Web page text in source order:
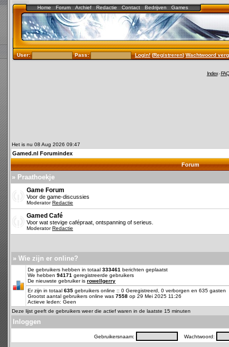
Home Forum Archief Redactie Contact Bedrijven Games
User: Pass: Login!(Registreren)Wachtwoord
Index-FAQ
Het is nu 08 Aug 2026 09:47
Gamed.nl Forumindex
Forum
» Praathoekje
Game Forum
Voor de game-discussies
ModeratorRedactie
Gamed Café
Voor wat stevige cafépraat, ontspanning of serieus.
ModeratorRedactie
» Wie zijn er online?
De gebruikers hebben in totaal 333461 berichten geplaatst
We hebben 94171 geregistreerde gebruikers
De nieuwste gebruiker is rowellgerry
Er zijn in totaal 635 gebruikers online :: 0 Geregistreerd, 0 verborgen en 635
Grootst aantal gebruikers online was 7558 op 29 Mei 2025 11:26
Actieve leden: Geen
Deze lijst geeft de gebruikers weer die actief waren in de laatste 15 minuten
Inloggen
Gebruikersnaam: Wachtwoord: